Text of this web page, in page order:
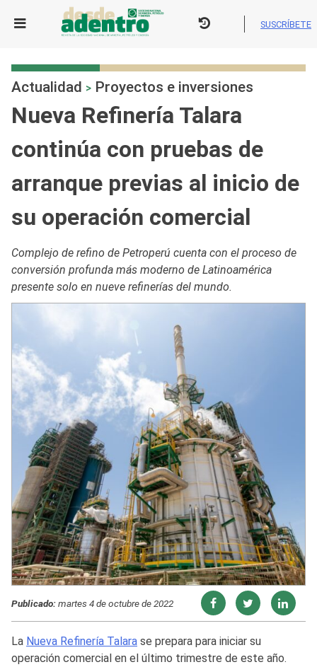
SUSCRÍBETE
Actualidad > Proyectos e inversiones
Nueva Refinería Talara
continúa con pruebas de
arranque previas al inicio de
su operación comercial
Complejo de refino de Petroperú cuenta con el proceso de
conversión profunda más moderno de Latinoamérica
presente solo en nueve refinerías del mundo.
Publicado:martes 4 de octubre de 2022
La Nueva Refinería Talara se prepara para iniciar su
operación comercial en el último trimestre de este año.